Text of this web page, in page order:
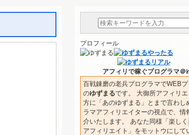
プロフィール
アフィリで稼ぐプログラマ＠
百戦錬磨の老兵プログラマでWEB
のゆずまるです。 大御所アフィリ
方に「あのゆずまる」とまで言わし
ラマアフィリエイターの視点で、情
介いたします。 あなた同様「楽し
アフィリエイト」をモットウにして